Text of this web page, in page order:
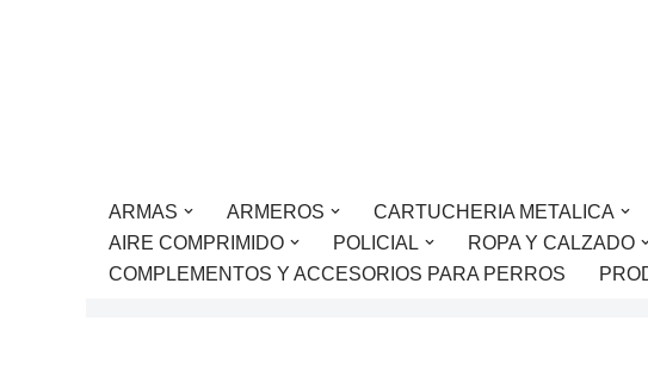
ARMAS ARMEROS CARTUCHERIA METALICA
AIRE COMPRIMIDO
POLICIAL ROPA Y CALZADO
COMPLEMENTOS Y ACCESORIOS PARA PERROS